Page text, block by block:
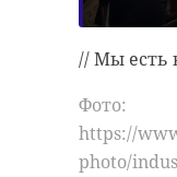
// Мы есть
Фото:
https://
photo/